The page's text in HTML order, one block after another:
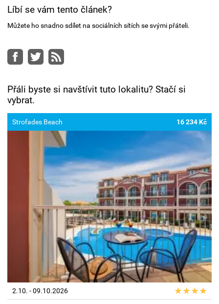
Líbí se vám tento článek?
Můžete ho snadno sdílet na sociálních sítích se svými přáteli.
Facebook
Twitter
RSS
Přáli byste si navštívit tuto lokalitu? Stačí si
vybrat.
Strofades Beach 16 234 Kč
2.10. - 09.10.2026